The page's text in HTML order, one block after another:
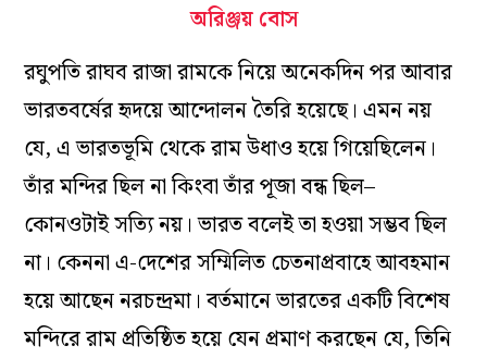
অরিঞ্জয় বোস
রঘুপতি রাঘব রাজা রামকে নিয়ে অনেকদিন পর আবার
ভারতবর্ষের হৃদয়ে আন্দোলন তৈরি হয়েছে। এমন নয়
যে, এ ভারতভূমি থেকে রাম উধাও হয়ে গিয়েছিলেন।
তাঁর মন্দির ছিল না কিংবা তাঁর পূজা বন্ধ ছিল–
কোনওটাই সত্যি নয়। ভারত বলেই তা হওয়া সম্ভব ছিল
না। কেননা এ-দেশের সম্মিলিত চেতনাপ্রবাহে আবহমান
হয়ে আছেন নরচন্দ্রমা। বর্তমানে ভারতের একটি বিশেষ
মন্দিরে রাম প্রতিষ্ঠিত হয়ে যেন প্রমাণ করছেন যে, তিনি